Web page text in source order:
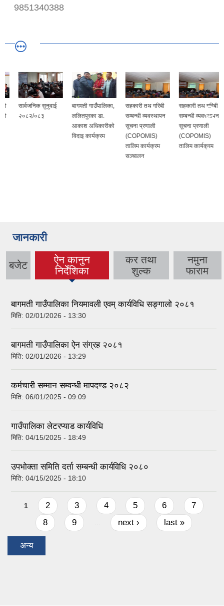
9851340388
सार्वजनिक सुनुवाई
२०८२/०८३
बागमती गाउँपालिका,
ललितपुरका डा.
आकाश अधिकारीको
विदाइ कार्यक्रम
सहकारी तथ गरिबी
सम्बन्धी व्यवस्थापन
सूचना प्रणाली
(COPOMIS)
तालिम कार्यक्रम
सञ्चालन
सहकारी तथ गरिबी
सम्बन्धी व्यवस्थापन
सूचना प्रणाली
(COPOMIS)
तालिम कार्यक्रम
जानकारी
बजेट
ऐन कानुन
निर्देशिका
(active tab)
कर तथा
शुल्क
नमुना
फाराम
बागमती गाउँपालिका नियमावली एवम् कार्यविधि सङ्गालो २०८१
मिति: 02/01/2026 - 13:30
बागमती गाउँपालिका ऐन संग्रह २०८१
मिति: 02/01/2026 - 13:29
कर्मचारी सम्मान सम्वन्धी मापदण्ड २०८२
मिति: 06/01/2025 - 09:09
गाउँपालिका लेटरप्याड कार्यविधि
मिति: 04/15/2025 - 18:49
उपभोक्ता समिति दर्ता सम्बन्धी कार्यविधि २०८०
मिति: 04/15/2025 - 18:10
Pages
1 2 3 4 5 6
7
8
9 next › last »
अन्य